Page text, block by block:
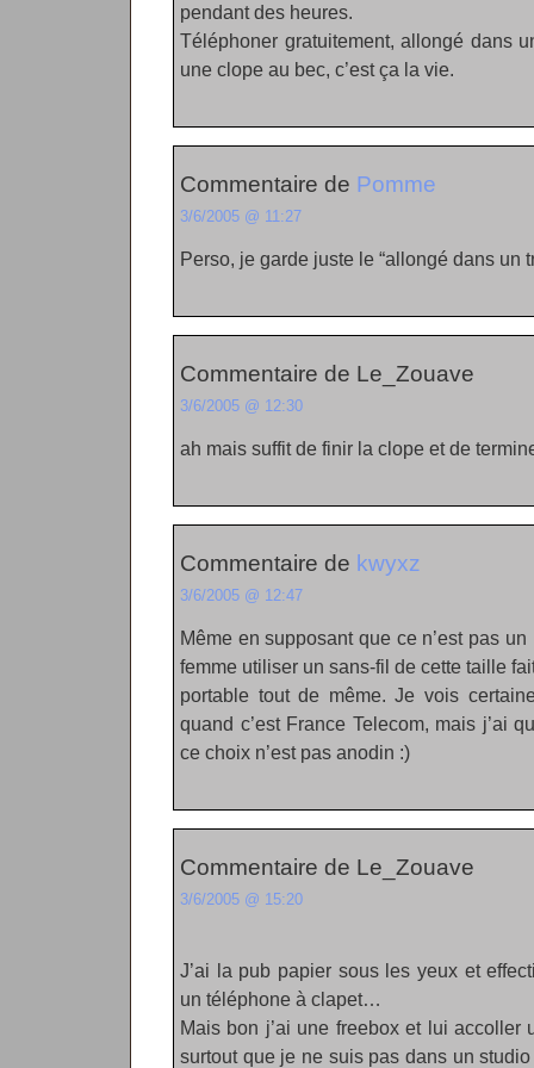
pendant des heures.
Téléphoner gratuitement, allongé dans
une clope au bec, c’est ça la vie.
Commentaire de Pomme
3/6/2005 @ 11:27
Perso, je garde juste le “allongé dans un
Commentaire de Le_Zouave
3/6/2005 @ 12:30
ah mais suffit de finir la clope et de
Commentaire de kwyxz
3/6/2005 @ 12:47
Même en supposant que ce n’est pas
femme utiliser un sans-fil de cette taille
portable tout de même. Je vois
quand c’est France Telecom, mais j’ai
ce choix n’est pas anodin :)
Commentaire de Le_Zouave
3/6/2005 @ 15:20
J’ai la pub papier sous les yeux et
un téléphone à clapet…
Mais bon j’ai une freebox et lui accoller
surtout que je ne suis pas dans un studio